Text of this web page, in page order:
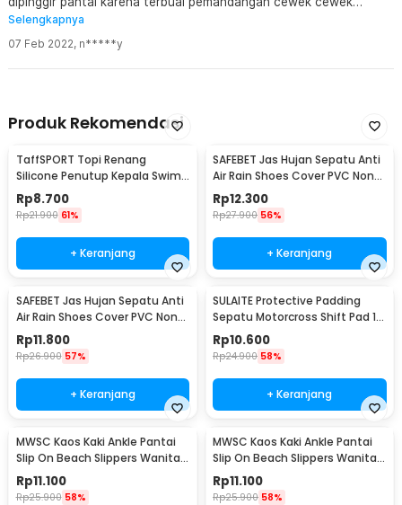
aduhai yang gerakannya melambai lambai dengan pakaian yang
breumbai umbai... :) Hasrat mengintai.... STOP lah Berandai andai....
Selengkapnya
07 Feb 2022, n*****y
Produk Rekomendasi
TaffSPORT Topi Renang
Silicone Penutup Kepala Swim
Cap Dewasa - SX01
Rp8.700
Rp21.900 61%
+ Keranjang
SAFEBET Jas Hujan Sepatu Anti
Air Rain Shoes Cover PVC Non
Slip Strap M 37-39 - H-101
Rp12.300
Rp27.900 56%
+ Keranjang
SAFEBET Jas Hujan Sepatu Anti
Air Rain Shoes Cover PVC Non
Slip Strap XL 42-43 - H-101
Rp11.800
Rp26.900 57%
+ Keranjang
SULAITE Protective Padding
Sepatu Motorcross Shift Pad 1
PCS - GT-106
Rp10.600
Rp24.900 58%
+ Keranjang
MWSC Kaos Kaki Ankle Pantai
Slip On Beach Slippers Wanita
XL - XH802
Rp11.100
Rp25.900 58%
MWSC Kaos Kaki Ankle Pantai
Slip On Beach Slippers Wanita
XXL - XH802
Rp11.100
Rp25.900 58%